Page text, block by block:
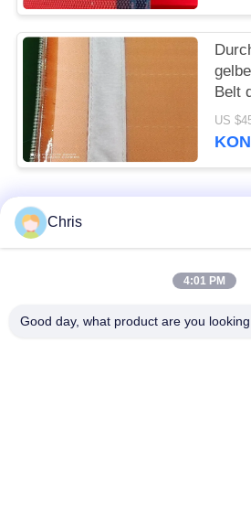
Belt
80
Beliebte Kategorien
Chris
4:01 PM
Good day, what product are you